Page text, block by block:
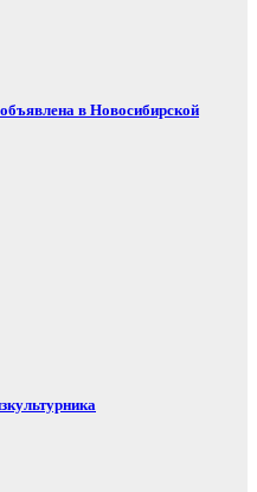
в Новосибирской